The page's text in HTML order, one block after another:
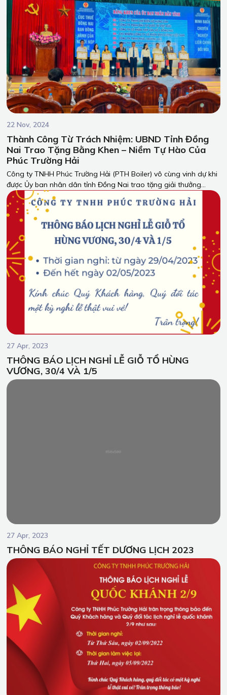
22 Nov, 2024
Thành Công Từ Trách Nhiệm: UBND Tỉnh Đồng
Nai Trao Tặng Bằng Khen – Niềm Tự Hào Của
Phúc Trường Hải
Công ty TNHH Phúc Trường Hải (PTH Boiler) vô cùng vinh dự khi
được Ủy ban nhân dân tỉnh Đồng Nai trao tặng giải thưởng
dành cho những doanh nghiệp thực hiện xuất sắc nghĩa vụ thuế
trong năm 2023.
27 Apr, 2023
THÔNG BÁO LỊCH NGHỈ LỄ GIỖ TỔ HÙNG
VƯƠNG, 30/4 VÀ 1/5
27 Apr, 2023
THÔNG BÁO NGHỈ TẾT DƯƠNG LỊCH 2023